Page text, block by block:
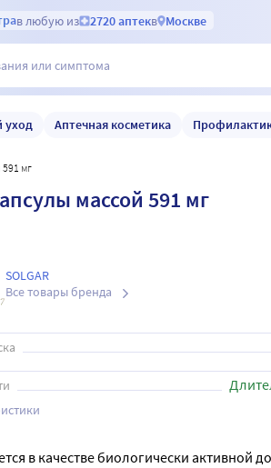
в любую из 2720 аптекв Москве
уход Аптечная косметика
мг
массой 591 мг
SOLGAR
Все товары бренда
в качестве биологически активной